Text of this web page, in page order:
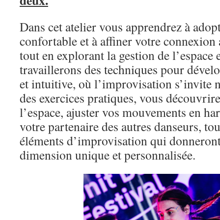
Dans cet atelier vous apprendrez à
confortable et à affiner votre connexion
tout en explorant la gestion de l’espace
travaillerons des techniques pour
et intuitive, où l’improvisation s’invite
des exercices pratiques, vous
l’espace, ajuster vos mouvements en
votre partenaire des autres danseurs,
éléments d’improvisation qui
dimension unique et personnalisée.